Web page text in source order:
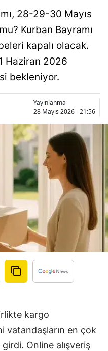
28-29-30 Mayıs
Kurban Bayramı
kapalı olacak.
Haziran 2026
bekleniyor.
Yayınlanma
28 Mayıs 2026 - 21:56
kargo
vatandaşların en çok
girdi. Online alışveriş